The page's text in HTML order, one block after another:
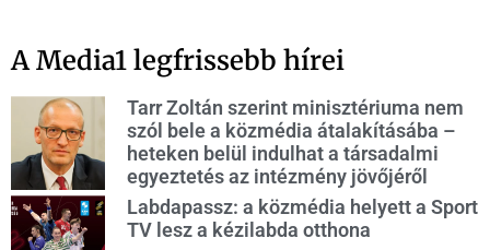
A Media1 legfrissebb hírei
Tarr Zoltán szerint minisztériuma nem
szól bele a közmédia átalakításába –
heteken belül indulhat a társadalmi
egyeztetés az intézmény jövőjéről
Labdapassz: a közmédia helyett a Sport
TV lesz a kézilabda otthona